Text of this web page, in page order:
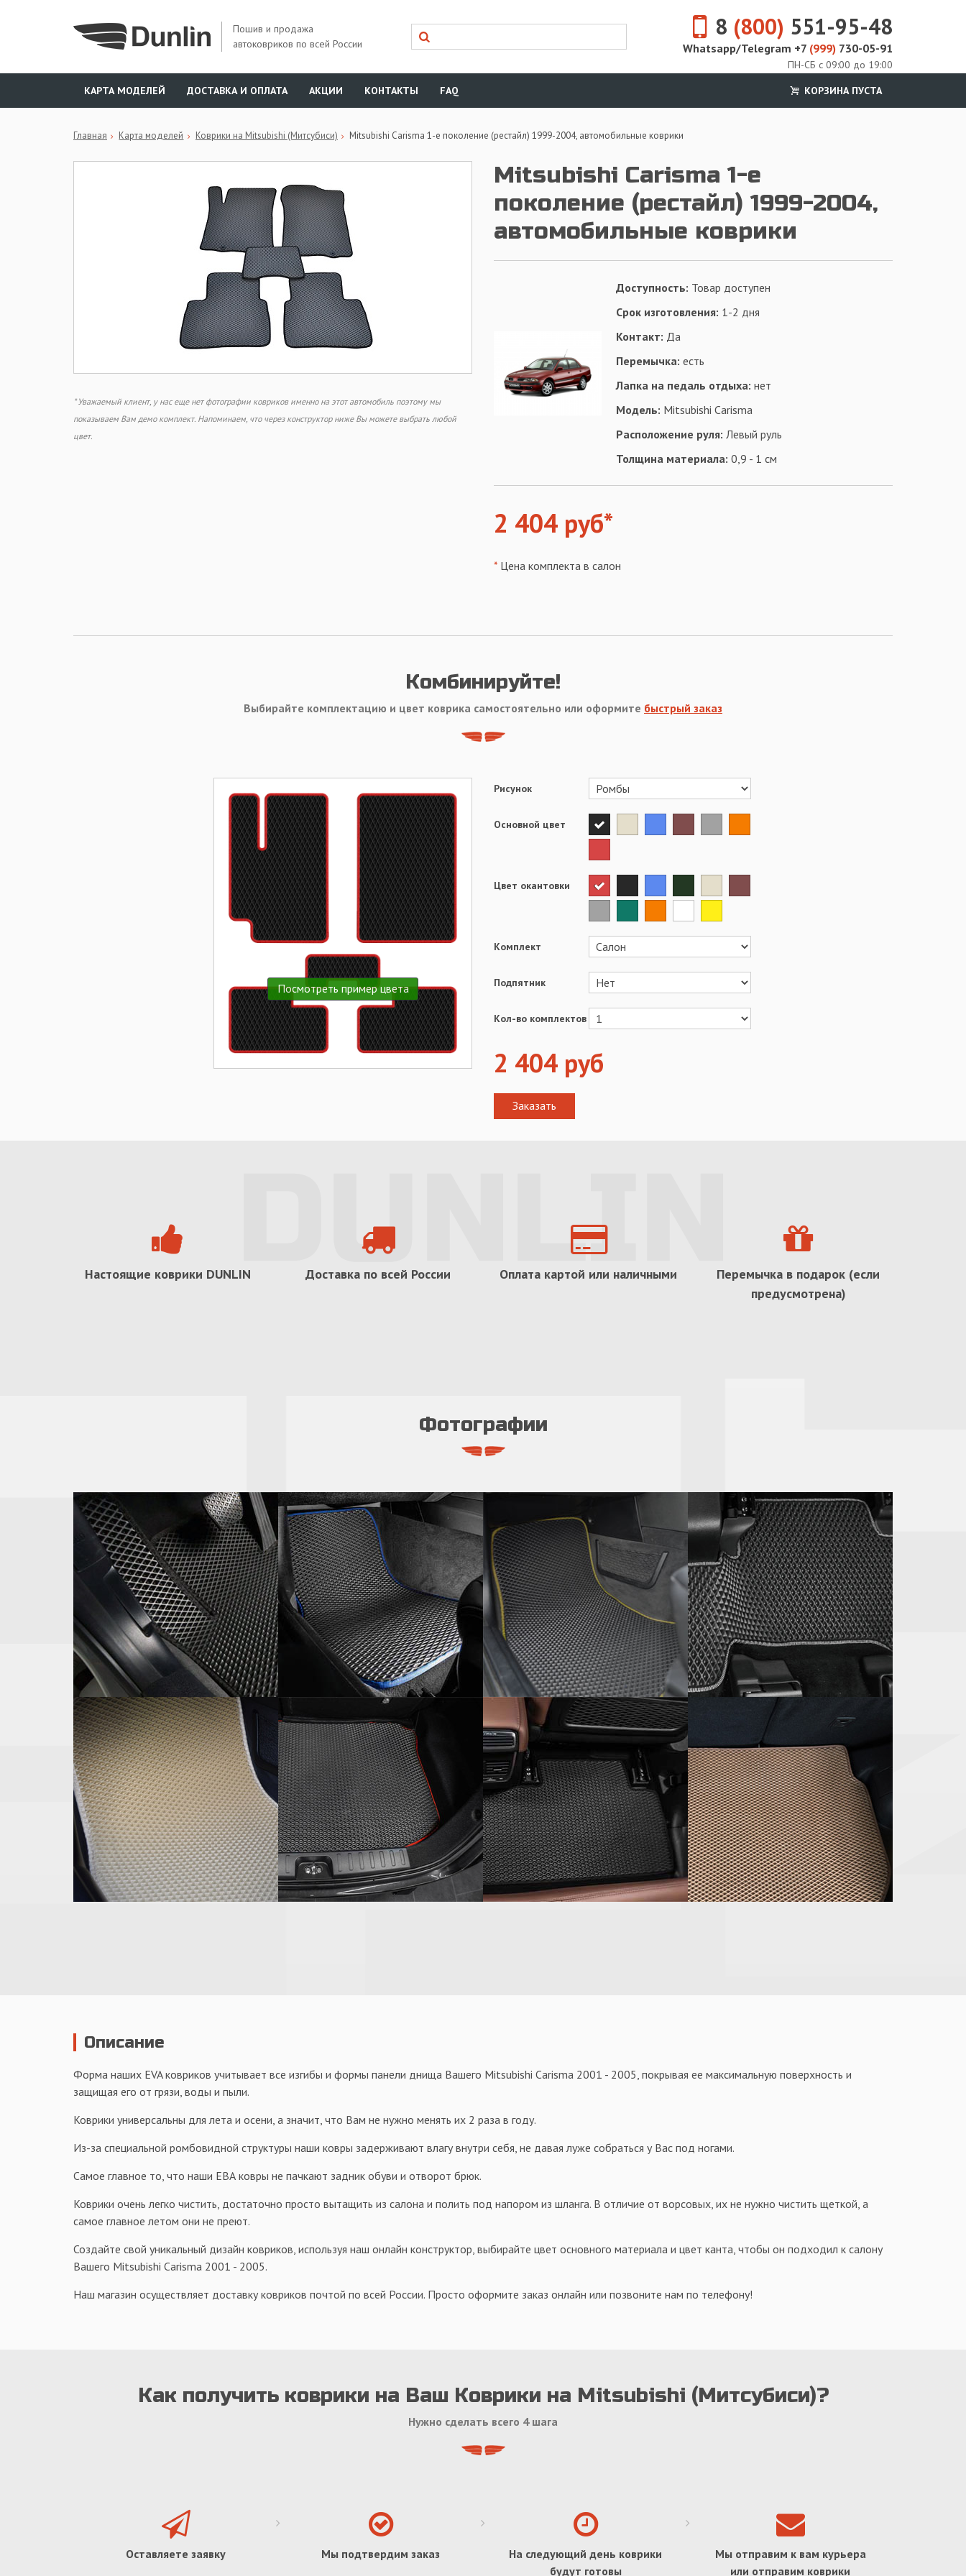
Пошив и продажа
автоковриков по всей России
8 (800) 551-95-48
Whatsapp/Telegram +7 (999) 730-05-91
ПН-СБ с 09:00 до 19:00
КАРТА МОДЕЛЕЙ
ДОСТАВКА И ОПЛАТА АКЦИИ КОНТАКТЫ FAQ КОРЗИНА ПУСТА
Главная Карта моделей Коврики на Mitsubishi (Митсубиси) Mitsubishi Carisma 1-е поколение (рестайл) 1999-2004, автомобильные коврики
Mitsubishi Carisma 1-е
поколение (рестайл) 1999-2004,
автомобильные коврики
* Уважаемый клиент, у нас еще нет фотографии ковриков именно на этот автомобиль поэтому мы
показываем Вам демо комплект. Напоминаем, что через конструктор ниже Вы можете выбрать любой
цвет.
Доступность: Товар доступен
Срок изготовления: 1-2 дня
Контакт: Да
Перемычка: есть
Лапка на педаль отдыха: нет
Модель: Mitsubishi Carisma
Расположение руля: Левый руль
Толщина материала: 0,9 - 1 см
2 404 руб*
* Цена комплекта в салон
Комбинируйте!
Выбирайте комплектацию и цвет коврика самостоятельно или оформите быстрый заказ
Посмотреть пример цвета
Рисунок
Основной цвет
Цвет окантовки
Комплект
Подпятник
Кол-во комплектов
2 404 руб
Настоящие коврики DUNLIN Доставка по всей России Оплата картой или наличными
Перемычка в подарок (если
предусмотрена)
Фотографии
Описание
Форма наших EVA ковриков учитывает все изгибы и формы панели днища Вашего Mitsubishi Carisma 2001 - 2005, покрывая ее максимальную поверхность и
защищая его от грязи, воды и пыли.
Коврики универсальны для лета и осени, а значит, что Вам не нужно менять их 2 раза в году.
Из-за специальной ромбовидной структуры наши ковры задерживают влагу внутри себя, не давая луже собраться у Вас под ногами.
Самое главное то, что наши ЕВА ковры не пачкают задник обуви и отворот брюк.
Коврики очень легко чистить, достаточно просто вытащить из салона и полить под напором из шланга. В отличие от ворсовых, их не нужно чистить щеткой, а
самое главное летом они не преют.
Создайте свой уникальный дизайн ковриков, используя наш онлайн конструктор, выбирайте цвет основного материала и цвет канта, чтобы он подходил к салону
Вашего Mitsubishi Carisma 2001 - 2005.
Наш магазин осуществляет доставку ковриков почтой по всей России. Просто оформите заказ онлайн или позвоните нам по телефону!
Как получить коврики на Ваш Коврики на Mitsubishi (Митсубиси)?
Нужно сделать всего 4 шага
Оставляете заявку Мы подтвердим заказ
На следующий день коврики
будут готовы
Мы отправим к вам курьера
или отправим коврики